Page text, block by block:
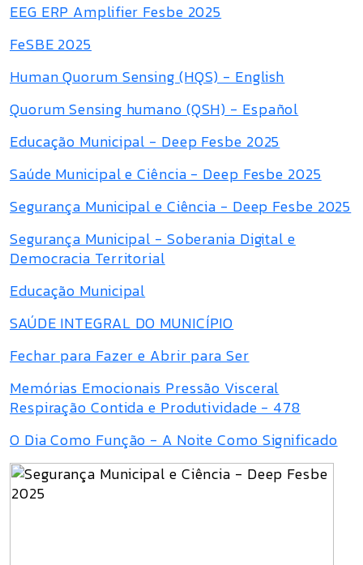
EEG ERP Amplifier Fesbe 2025
FeSBE 2025
Human Quorum Sensing (HQS) - English
Quorum Sensing humano (QSH) - Español
Educação Municipal - Deep Fesbe 2025
Saúde Municipal e Ciência - Deep Fesbe 2025
Segurança Municipal e Ciência - Deep Fesbe 2025
Segurança Municipal - Soberania Digital e
Democracia Territorial
Educação Municipal
SAÚDE INTEGRAL DO MUNICÍPIO
Fechar para Fazer e Abrir para Ser
Memórias Emocionais Pressão Visceral
Respiração Contida e Produtividade - 478
O Dia Como Função - A Noite Como Significado